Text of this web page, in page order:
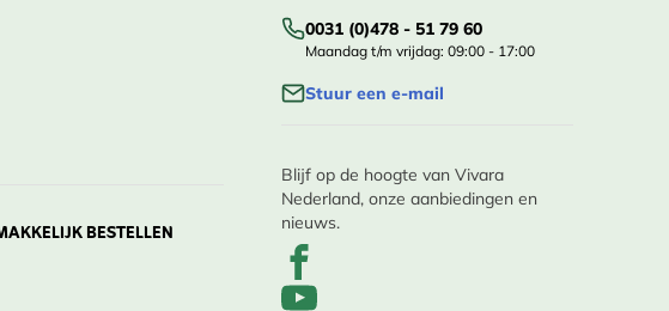
BESTELLEN
0031 (0)478 - 51 79 60
Maandag t/m vrijdag: 09:00 - 17:00
Stuur een e-mail
Blijf op de hoogte van Vivara
Nederland, onze aanbiedingen en
nieuws.